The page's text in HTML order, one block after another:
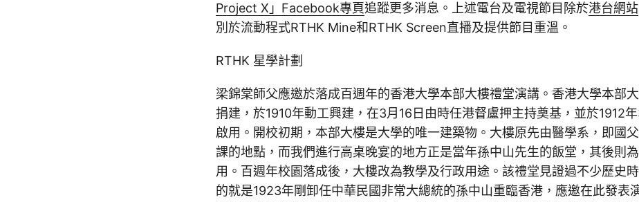
Project X」Facebook專頁追蹤更多消息。上述電台及電視節目除於港台網站
別於流動程式RTHK Mine和RTHK Screen直播及提供節目重溫。
RTHK 星學計劃
梁錦棠師父應邀於落成百週年的香港大學本部大樓禮堂演講。香港大學本部
捐建，於1910年動工興建，在3月16日由時任港督盧押主持奠基，並於1912
啟用。開校初期，本部大樓是大學的唯一建築物。大樓原先由醫學系，即國
課的地點，而我們進行高桌晚宴的地方正是當年孫中山先生的飯堂，其後則
用。百週年校園落成後，大樓改為教學及行政用途。該禮堂見證過不少歷史
的就是1923年剛卸任中華民國非常大總統的孫中山重臨香港，應邀在此發表